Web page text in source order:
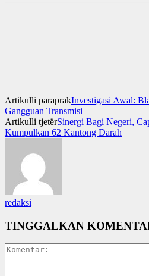
Artikulli paraprakInvestigasi Awal:
Gangguan Transmisi
Artikulli tjetërSinergi Bagi Negeri,
Kumpulkan 62 Kantong Darah
redaksi
TINGGALKAN